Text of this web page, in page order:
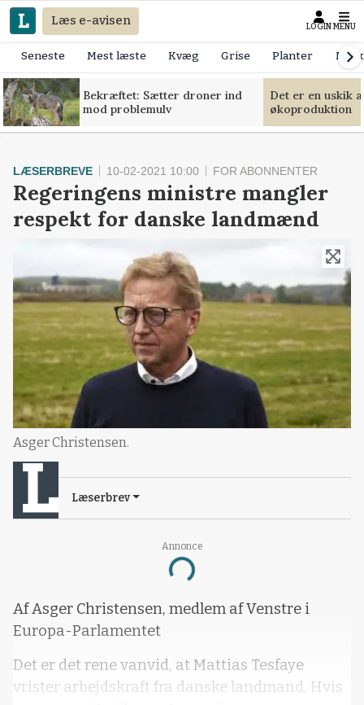
Læs e-avisen LOGIN MENU
Seneste Mest læste Kvæg Grise Planter
Bekræftet: Sætter droner ind
mod problemulv
Det er en uskik
økoproduktion
Annonce
Loading...
LÆSERBREVE 10-02-2021 10:00 FOR ABONNENTER
Regeringens ministre mangler
respekt for danske landmænd
Asger Christensen.
Læserbrev
Af Asger Christensen, medlem af Venstre i
Europa-Parlamentet
Det er det rene vanvid, at Mattias Tesfaye
vrister arbejdskraft fra danske landmand. Hvis